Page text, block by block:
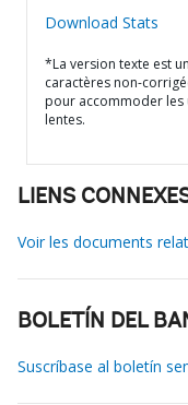
Download Stats
*La version texte est
caractères non-
pour accommoder
lentes.
LIENS
Voir les documents
BOLETÍN DEL
Suscríbase al boletín